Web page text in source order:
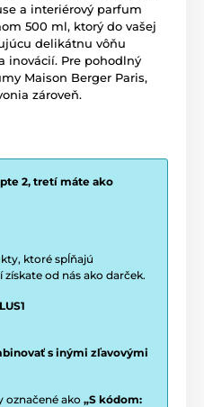
a interiérový parfum
500 ml, ktorý do vašej
delikátnu vôňu
inovácií. Pre pohodlný
Maison Berger Paris,
zároveň.
2, tretí máte ako
ktoré spĺňajú
od nás ako darček.
s inými zľavovými
označené ako „S kódom: